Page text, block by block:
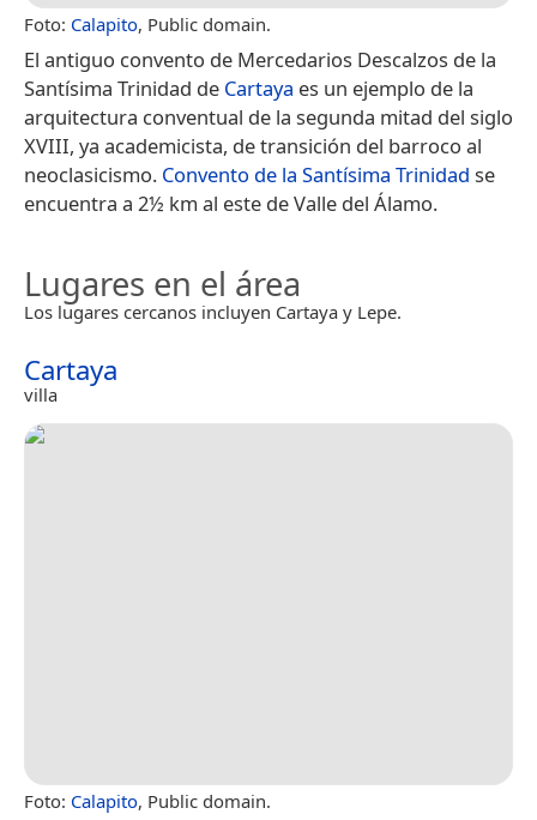
Foto: Calapito, Public domain.
El antiguo convento de Mercedarios Descalzos de la
Santísima Trinidad de Cartaya es un ejemplo de la
arquitectura conventual de la segunda mitad del siglo
XVIII, ya academicista, de transición del barroco al
neoclasicismo. Convento de la Santísima Trinidad se
encuentra a 2½ km al este de Valle del Álamo.
Lugares en el área
Los lugares cercanos incluyen Cartaya y Lepe.
Cartaya
villa
Foto: Calapito, Public domain.